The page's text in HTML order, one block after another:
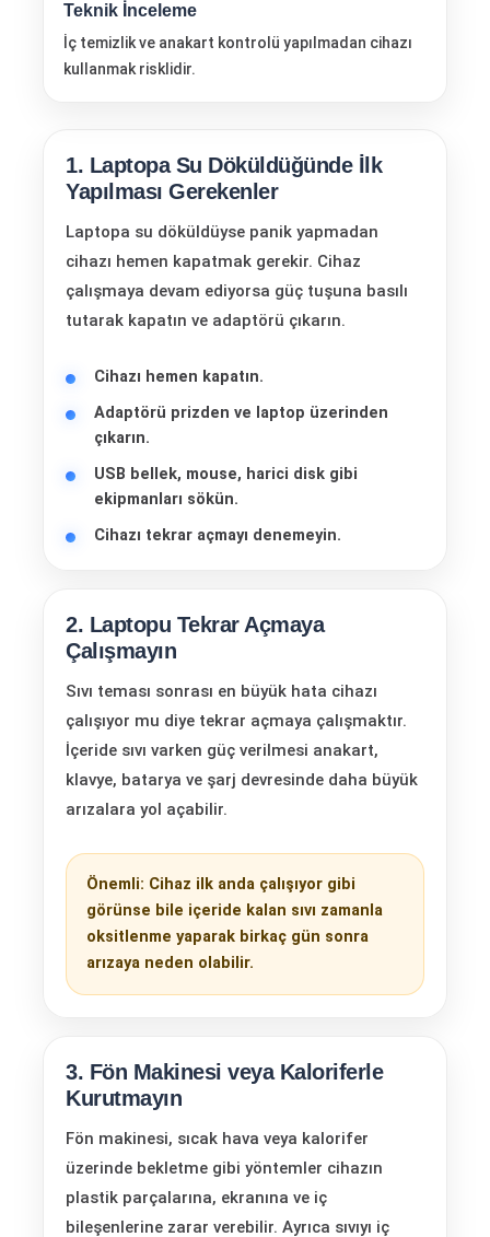
Teknik İnceleme
İç temizlik ve anakart kontrolü yapılmadan cihazı
kullanmak risklidir.
1. Laptopa Su Döküldüğünde İlk
Yapılması Gerekenler
Laptopa su döküldüyse panik yapmadan
cihazı hemen kapatmak gerekir. Cihaz
çalışmaya devam ediyorsa güç tuşuna basılı
tutarak kapatın ve adaptörü çıkarın.
Cihazı hemen kapatın.
Adaptörü prizden ve laptop üzerinden
çıkarın.
USB bellek, mouse, harici disk gibi
ekipmanları sökün.
Cihazı tekrar açmayı denemeyin.
2. Laptopu Tekrar Açmaya
Çalışmayın
Sıvı teması sonrası en büyük hata cihazı
çalışıyor mu diye tekrar açmaya çalışmaktır.
İçeride sıvı varken güç verilmesi anakart,
klavye, batarya ve şarj devresinde daha büyük
arızalara yol açabilir.
Önemli: Cihaz ilk anda çalışıyor gibi
görünse bile içeride kalan sıvı zamanla
oksitlenme yaparak birkaç gün sonra
arızaya neden olabilir.
3. Fön Makinesi veya Kaloriferle
Kurutmayın
Fön makinesi, sıcak hava veya kalorifer
üzerinde bekletme gibi yöntemler cihazın
plastik parçalarına, ekranına ve iç
bileşenlerine zarar verebilir. Ayrıca sıvıyı iç